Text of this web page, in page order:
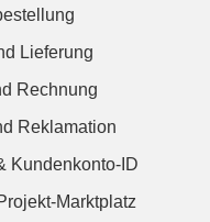
Lieferung
Rechnung
Reklamation
Kundenkonto-ID
Marktplatz